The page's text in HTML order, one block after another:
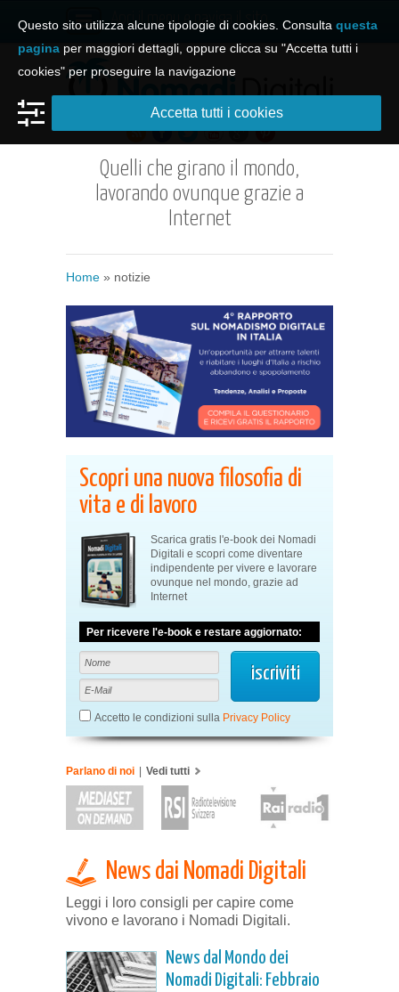
Apri il menu e naviga il sito
Quelli che girano il mondo,
lavorando ovunque grazie a
Internet
Home » notizie
Scopri una nuova filosofia di
vita e di lavoro
Scarica gratis l'e-book dei Nomadi
Digitali e scopri come diventare
indipendente per vivere e lavorare
ovunque nel mondo, grazie ad
Internet
Per ricevere l'e-book e restare aggiornato:
Accetto le condizioni sulla Privacy Policy
Parlano di noi | Vedi tutti
News dai Nomadi Digitali
Leggi i loro consigli per capire come
vivono e lavorano i Nomadi Digitali.
News dal Mondo dei
Nomadi Digitali: Febbraio
Questo sito utilizza alcune tipologie di cookies. Consulta questa
pagina per maggiori dettagli, oppure clicca su "Accetta tutti i
cookies" per proseguire la navigazione
Accetta tutti i cookies